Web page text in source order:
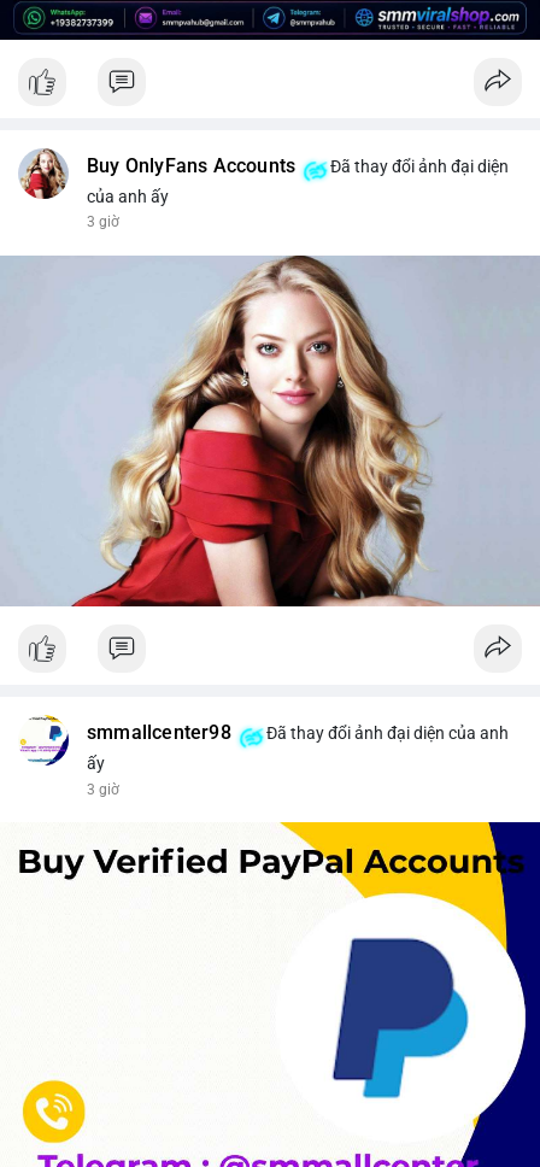
#phanphoisangiaodich
Buy OnlyFans Accounts
Đã thay đổi ảnh đại diện
của anh ấy
3 giờ
smmallcenter98
Đã thay đổi ảnh đại diện của anh
ấy
3 giờ